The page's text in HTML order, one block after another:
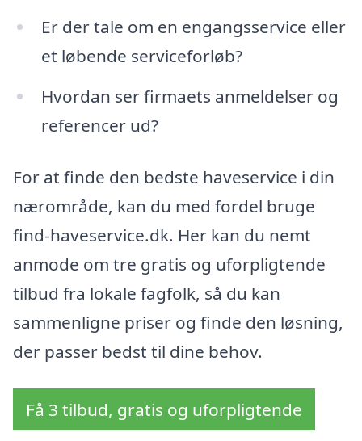
Er der tale om en engangsservice eller
et løbende serviceforløb?
Hvordan ser firmaets anmeldelser og
referencer ud?
For at finde den bedste haveservice i din
nærområde, kan du med fordel bruge
find-haveservice.dk. Her kan du nemt
anmode om tre gratis og uforpligtende
tilbud fra lokale fagfolk, så du kan
sammenligne priser og finde den løsning,
der passer bedst til dine behov.
Få 3 tilbud, gratis og uforpligtende